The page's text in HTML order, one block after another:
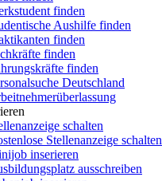
finden
Aushilfe finden
finden
finden
finden
Deutschland
schalten
Stellenanzeige schalten
inserieren
ausschreiben